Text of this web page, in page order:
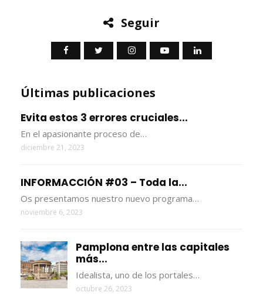
Seguir
Últimas publicaciones
Evita estos 3 errores cruciales...
En el apasionante proceso de…
diciembre 21, 2023
INFORMACCIÓN #03 – Toda la...
Os presentamos nuestro nuevo programa…
noviembre 6, 2023
Pamplona entre las capitales
más...
Idealista, uno de los portales…
octubre 26, 2023